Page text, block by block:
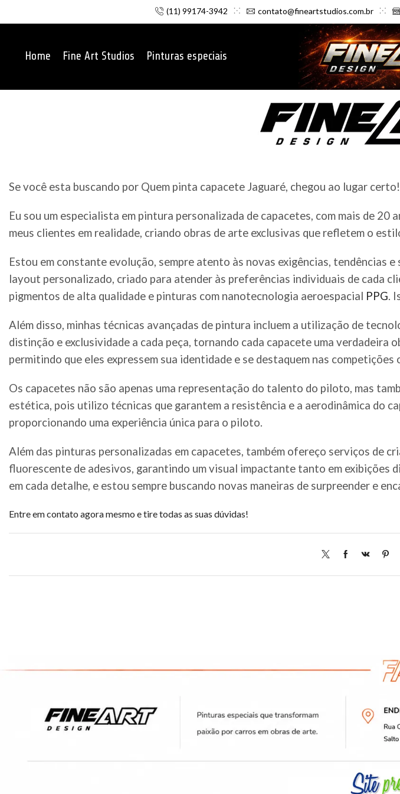
(11) 99174-3942 contato@fineartstudios.com.br
Home Fine Art Studios Pinturas especiais
Se você esta buscando por Quem pinta capacete Jaguaré, chegou ao lugar certo!
Eu sou um especialista em pintura personalizada de capacetes, com mais de
meus clientes em realidade, criando obras de arte exclusivas que refletem o
Estou em constante evolução, sempre atento às novas exigências, tendências
layout personalizado, criado para atender às preferências individuais de cada
pigmentos de alta qualidade e pinturas com nanotecnologia aeroespacial PPG.
Além disso, minhas técnicas avançadas de pintura incluem a utilização de
distinção e exclusividade a cada peça, tornando cada capacete uma
permitindo que eles expressem sua identidade e se destaquem nas competições
Os capacetes não são apenas uma representação do talento do piloto, mas
estética, pois utilizo técnicas que garantem a resistência e a aerodinâmica do
proporcionando uma experiência única para o piloto.
Além das pinturas personalizadas em capacetes, também ofereço serviços de
fluorescente de adesivos, garantindo um visual impactante tanto em exibições
em cada detalhe, e estou sempre buscando novas maneiras de surpreender e
Entre em contato agora mesmo e tire todas as suas dúvidas!